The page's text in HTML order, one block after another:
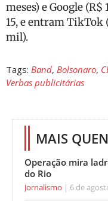
meses) e Google
15, e entram TikTok
mil).
Tags: Band, Bolsonaro,
Verbas publicitárias
MAIS
Operação mira
do Rio
Jornalismo 6 de